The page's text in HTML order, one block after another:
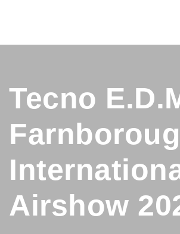
Tecno
Airshow